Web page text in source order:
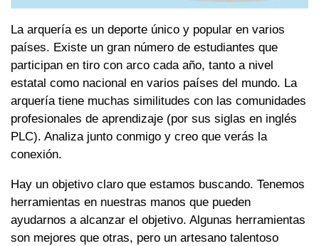
La arquería es un deporte único y popular en varios
países. Existe un gran número de estudiantes que
participan en tiro con arco cada año, tanto a nivel
estatal como nacional en varios países del mundo. La
arquería tiene muchas similitudes con las comunidades
profesionales de aprendizaje (por sus siglas en inglés
PLC). Analiza junto conmigo y creo que verás la
conexión.
Hay un objetivo claro que estamos buscando. Tenemos
herramientas en nuestras manos que pueden
ayudarnos a alcanzar el objetivo. Algunas herramientas
son mejores que otras, pero un artesano talentoso